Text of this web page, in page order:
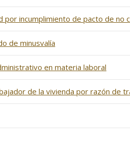
por incumplimiento de pacto de no
de minusvalía
en materia laboral
de la vivienda por razón de